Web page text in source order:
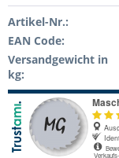
Artikel-Nr.:
EAN Code:
Versandgewicht in
kg: